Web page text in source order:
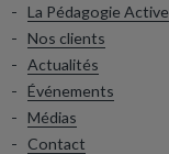
La Pédagogie Active
Nos clients
Actualités
Événements
Médias
Contact